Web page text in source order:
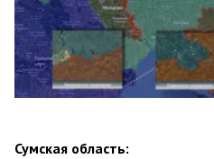
Сумская область: